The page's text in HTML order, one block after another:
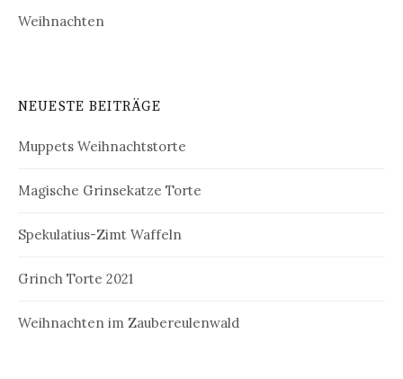
Weihnachten
NEUESTE BEITRÄGE
Muppets Weihnachtstorte
Magische Grinsekatze Torte
Spekulatius-Zimt Waffeln
Grinch Torte 2021
Weihnachten im Zaubereulenwald